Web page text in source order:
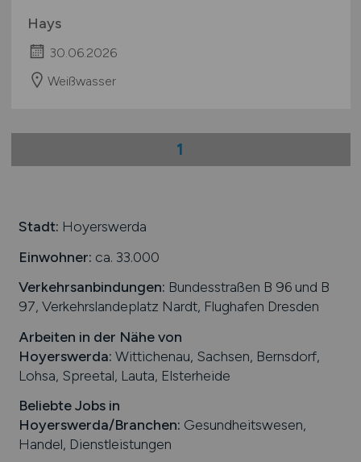
Hays
30.06.2026
Weißwasser
1
Stadt: Hoyerswerda
Einwohner: ca. 33.000
Verkehrsanbindungen: Bundesstraßen B 96 und B
97, Verkehrslandeplatz Nardt, Flughafen Dresden
Arbeiten in der Nähe von
Hoyerswerda: Wittichenau, Sachsen, Bernsdorf,
Lohsa, Spreetal, Lauta, Elsterheide
Beliebte Jobs in
Hoyerswerda/Branchen: Gesundheitswesen,
Handel, Dienstleistungen